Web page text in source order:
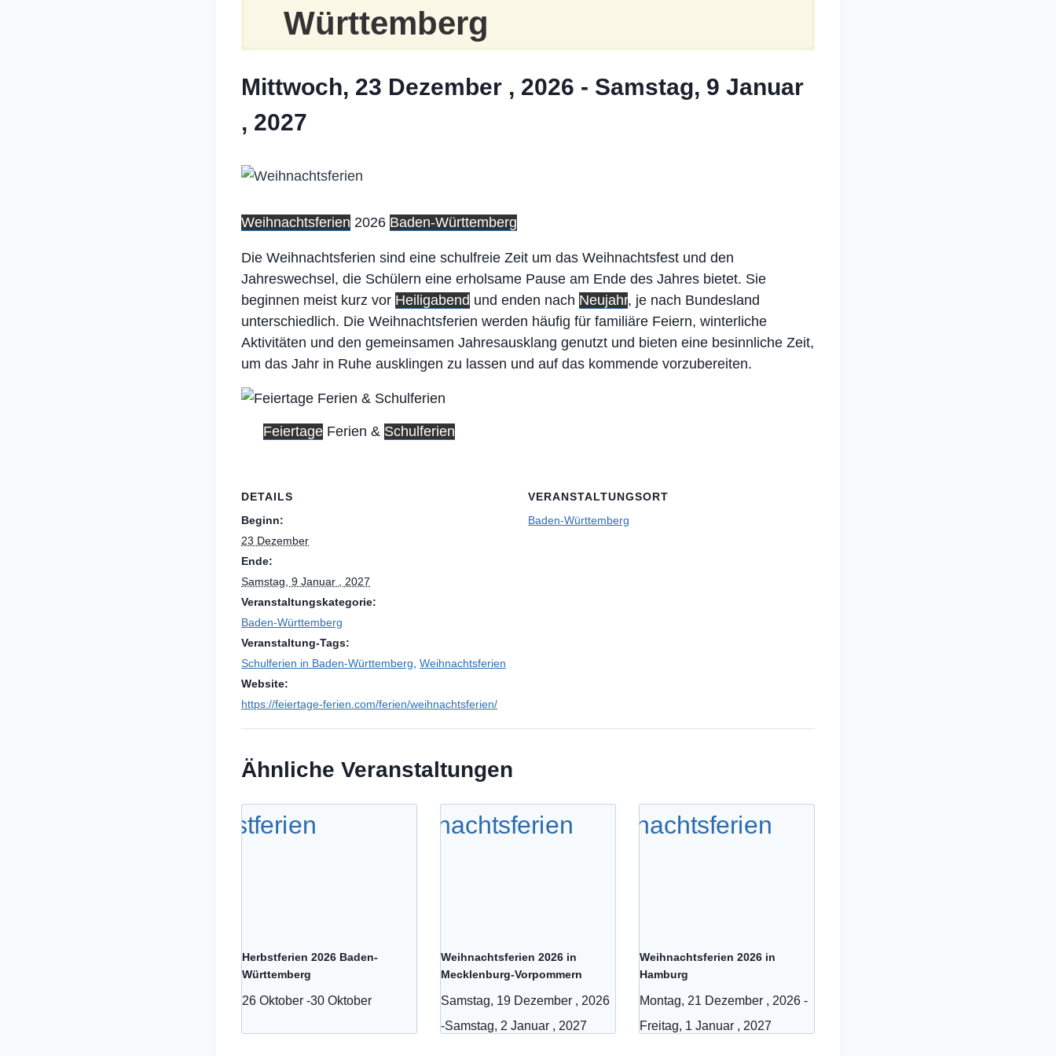
Württemberg
Mittwoch, 23 Dezember , 2026 - Samstag, 9 Januar
, 2027
Weihnachtsferien 2026 Baden-Württemberg
Die Weihnachtsferien sind eine schulfreie Zeit um das Weihnachtsfest und den
Jahreswechsel, die Schülern eine erholsame Pause am Ende des Jahres bietet. Sie
beginnen meist kurz vor Heiligabend und enden nach Neujahr, je nach Bundesland
unterschiedlich. Die Weihnachtsferien werden häufig für familiäre Feiern, winterliche
Aktivitäten und den gemeinsamen Jahresausklang genutzt und bieten eine besinnliche Zeit,
um das Jahr in Ruhe ausklingen zu lassen und auf das kommende vorzubereiten.
Feiertage Ferien & Schulferien
DETAILS
Beginn:
23 Dezember
Ende:
Samstag, 9 Januar , 2027
Veranstaltungskategorie:
Baden-Württemberg
Veranstaltung-Tags:
Schulferien in Baden-Württemberg, Weihnachtsferien
Website:
https://feiertage-ferien.com/ferien/weihnachtsferien/
VERANSTALTUNGSORT
Baden-Württemberg
Ähnliche Veranstaltungen
Herbstferien 2026 Baden-
Württemberg
26 Oktober -30 Oktober
Weihnachtsferien 2026 in
Mecklenburg-Vorpommern
Samstag, 19 Dezember , 2026
-Samstag, 2 Januar , 2027
Weihnachtsferien 2026 in
Hamburg
Montag, 21 Dezember , 2026 -
Freitag, 1 Januar , 2027